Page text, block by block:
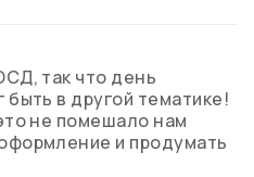
так что день
в другой тематике!
не помешало нам
и продумать